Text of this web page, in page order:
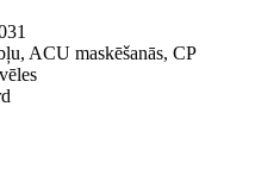
ACU maskēšanās, CP